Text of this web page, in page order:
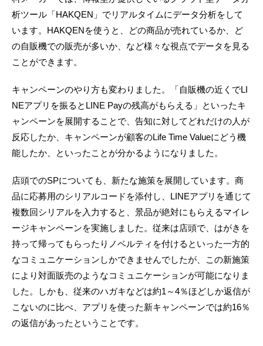
析ツール「HAKQEN」でリアルタイムにデータ分析をして
います。HAKQENを使うと、どの商品が売れているか、ど
の自販機での販売が多いか、など様々な視点でデータを見る
ことができます。
キャンペーンのやり方も変わりました。「自販機の近くでLI
NEアプリを振るとLINE Payの残高がもらえる」といったキ
ャンペーンを展開することで、告知に対してどれだけの人が
反応したか、キャンペーンが顧客のLife Time Valueにどう機
能したか、といったことが分かるようになりました。
店頭でのSPについても、新たな施策を展開しています。商
品に応募用のシリアルコードを添付し、LINEアプリを通じて
複数回シリアルを入力すると、景品が絶対にもらえるマイレ
ージキャンペーンを実施しました。従来は店頭で、はがきを
持って帰ってもらったりノベルティを付けるといった一方的
なコミュニケーションしかできませんでしたが、この新施策
により対面販売のようなコミュニケーションが可能になりま
した。しかも、従来のハガキなどは約1～4％ほどしか返信が
こないのに比べ、アプリを使った新キャンペーンでは約16％
の返信があったということです。